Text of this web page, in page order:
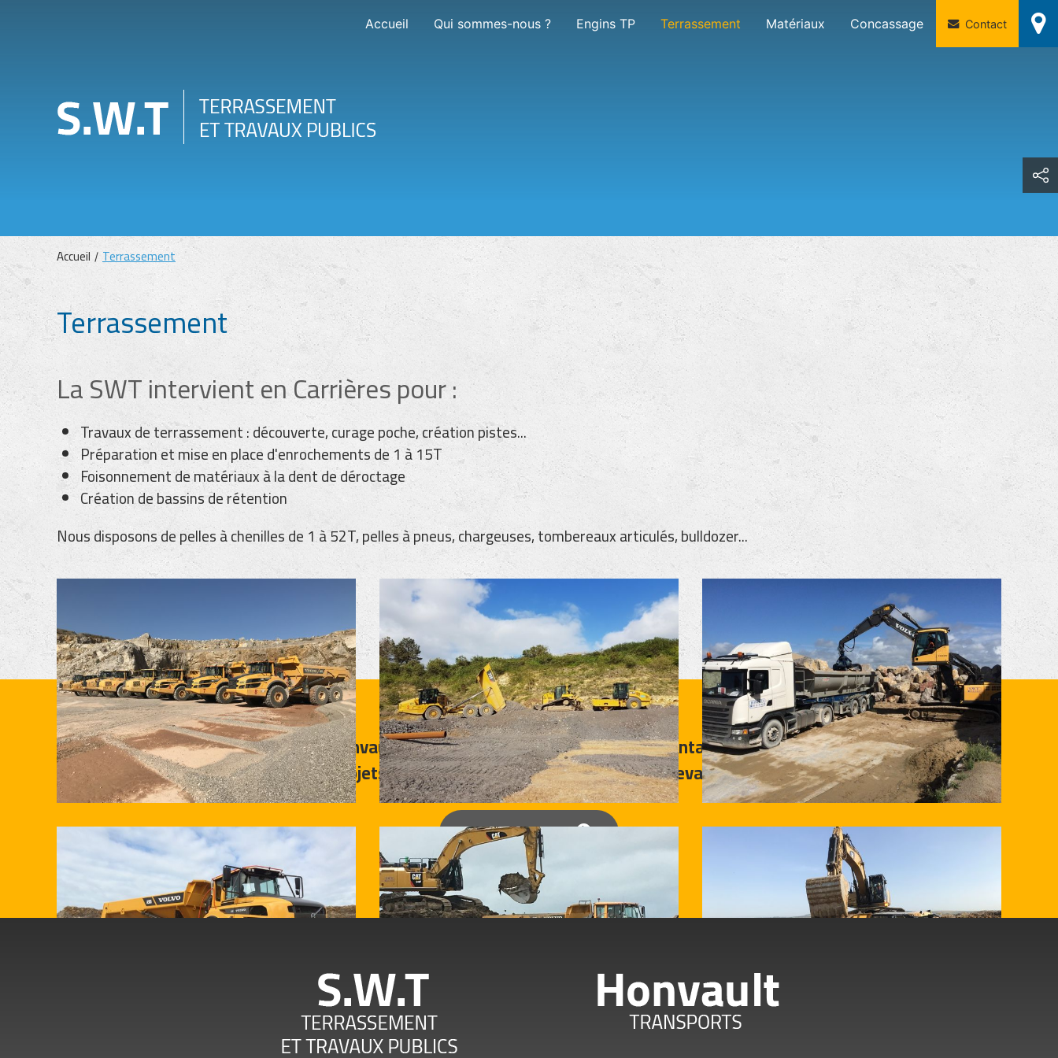
Accueil Qui sommes-nous ? Engins TP Terrassement Matériaux Concassage Contact
Accueil Terrassement
Terrassement
La SWT intervient en Carrières pour :
Travaux de terrassement : découverte, curage poche, création pistes...
Préparation et mise en place d'enrochements de 1 à 15T
Foisonnement de matériaux à la dent de déroctage
Création de bassins de rétention
Nous disposons de pelles à chenilles de 1 à 52T, pelles à pneus, chargeuses, tombereaux articulés, bulldozer...
Les ETS S.W.T Honvault rassemblent les activités complémentaires pour tous vos
projets de terrassement, de transport et de levage.
Contactez-nous